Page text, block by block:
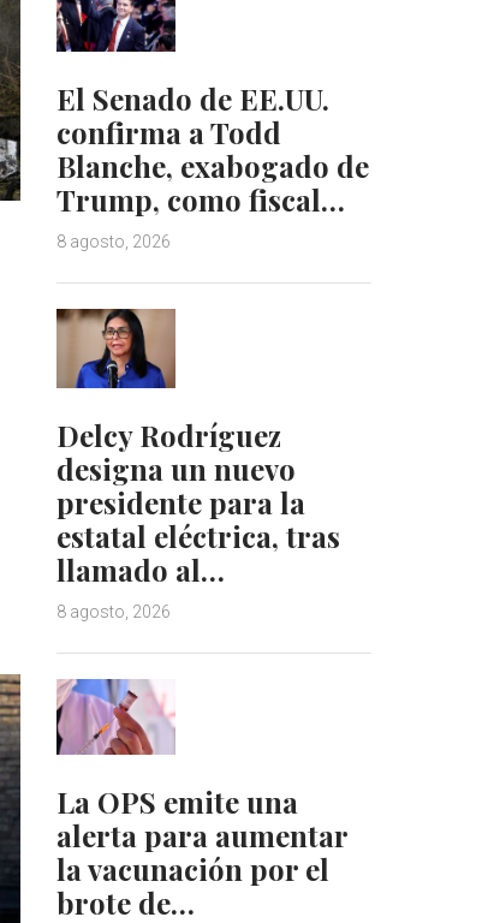
El Senado de EE.UU.
confirma a Todd
Blanche, exabogado de
Trump, como fiscal…
8 agosto, 2026
Delcy Rodríguez
designa un nuevo
presidente para la
estatal eléctrica, tras
llamado al…
8 agosto, 2026
La OPS emite una
alerta para aumentar
la vacunación por el
brote de…